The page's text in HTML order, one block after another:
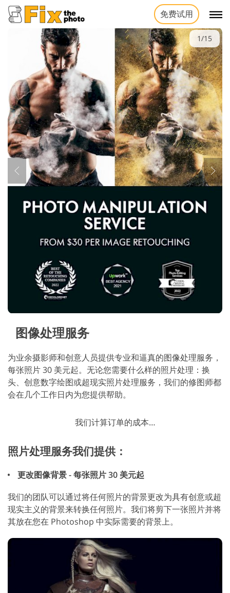
免费试用
1/15
图像处理服务
为业余摄影师和创意人员提供专业和逼真的图像处理服务，
每张照片 30 美元起。无论您需要什么样的照片处理：换
头、创意数字绘图或超现实照片处理服务，我们的修图师都
会在几个工作日内为您提供帮助。
我们计算订单的成本…
照片处理服务我们提供：
更改图像背景 - 每张照片 30 美元起
我们的团队可以通过将任何照片的背景更改为具有创意或超
现实主义的背景来转换任何照片。我们将剪下一张照片并将
其放在您在 Photoshop 中实际需要的背景上。